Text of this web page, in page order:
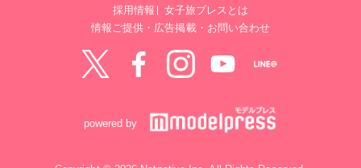
採用情報
女子旅プレスとは
情報ご提供・広告掲載・お問い合わせ
powered by